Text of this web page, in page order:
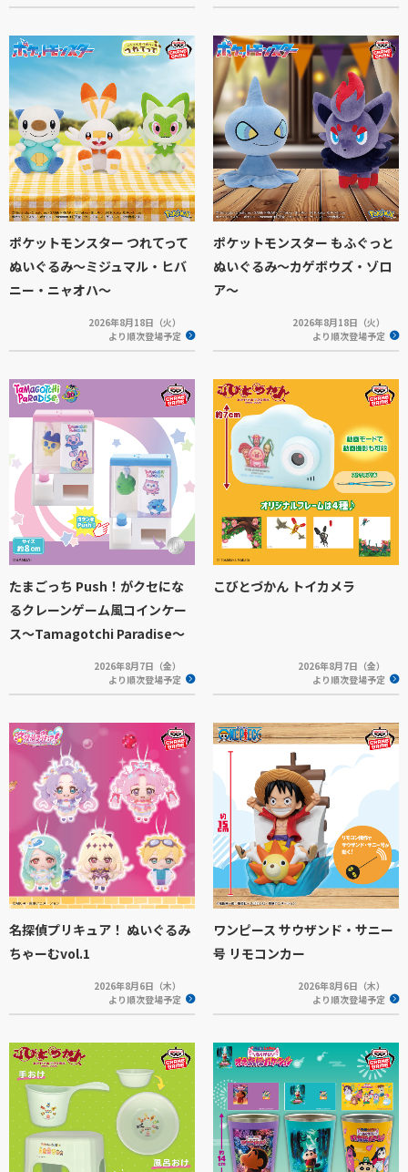
ポケットモンスター つれてって
ぬいぐるみ～ミジュマル・ヒバ
ニー・ニャオハ～
2026年8月18日（火）
より順次登場予定
ポケットモンスター もふぐっと
ぬいぐるみ～カゲボウズ・ゾロ
ア～
2026年8月18日（火）
より順次登場予定
たまごっち Push！がクセにな
るクレーンゲーム風コインケー
ス～Tamagotchi Paradise～
2026年8月7日（金）
より順次登場予定
こびとづかん トイカメラ
2026年8月7日（金）
より順次登場予定
名探偵プリキュア！ ぬいぐるみ
ちゃーむvol.1
2026年8月6日（木）
より順次登場予定
ワンピース サウザンド・サニー
号 リモコンカー
2026年8月6日（木）
より順次登場予定